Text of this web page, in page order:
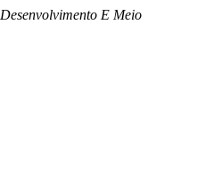
Desenvolvimento E Meio